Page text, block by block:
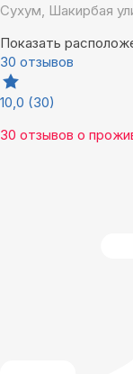
Сухум, Шакирбая
Показать
30 отзывов
10,0 (30)
30 отзывов о